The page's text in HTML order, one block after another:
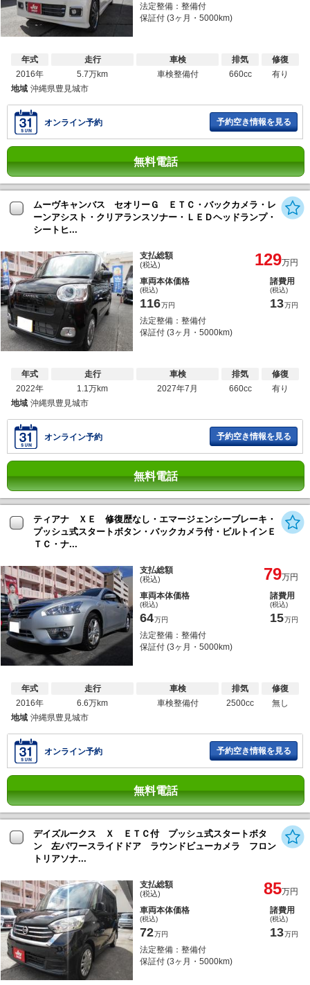
法定整備：整備付
保証付 (3ヶ月・5000km)
年式
2016年
走行
5.7万km
車検
車検整備付
排気
660cc
修復
有り
地域 沖縄県豊見城市
オンライン予約 予約空き情報を見る
無料電話
ムーヴキャンバス セオリーＧ ＥＴＣ・バックカメラ・レ
ーンアシスト・クリアランスソナー・ＬＥＤヘッドランプ・
シートヒ...
支払総額
(税込) 129万円
車両本体価格
(税込)
116万円
諸費用
(税込)
13万円
法定整備：整備付
保証付 (3ヶ月・5000km)
年式
2022年
走行
1.1万km
車検
2027年7月
排気
660cc
修復
有り
地域 沖縄県豊見城市
オンライン予約 予約空き情報を見る
無料電話
ティアナ ＸＥ 修復歴なし・エマージェンシーブレーキ・
プッシュ式スタートボタン・バックカメラ付・ビルトインＥ
ＴＣ・ナ...
支払総額
(税込) 79万円
車両本体価格
(税込)
64万円
諸費用
(税込)
15万円
法定整備：整備付
保証付 (3ヶ月・5000km)
年式
2016年
走行
6.6万km
車検
車検整備付
排気
2500cc
修復
無し
地域 沖縄県豊見城市
オンライン予約 予約空き情報を見る
無料電話
デイズルークス Ｘ ＥＴＣ付 プッシュ式スタートボタ
ン 左パワースライドドア ラウンドビューカメラ フロン
トリアソナ...
支払総額
(税込) 85万円
車両本体価格
(税込)
72万円
諸費用
(税込)
13万円
法定整備：整備付
保証付 (3ヶ月・5000km)